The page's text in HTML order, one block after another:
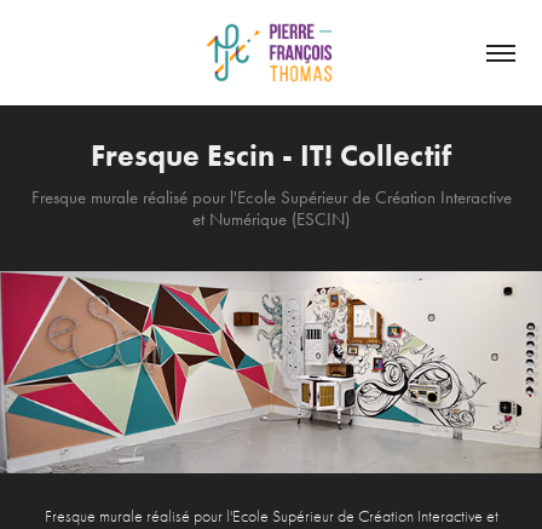
Fresque Escin - IT! Collectif
Fresque murale réalisé pour l'Ecole Supérieur de Création Interactive
et Numérique (ESCIN)
Fresque murale réalisé pour l'Ecole Supérieur de Création Interactive et